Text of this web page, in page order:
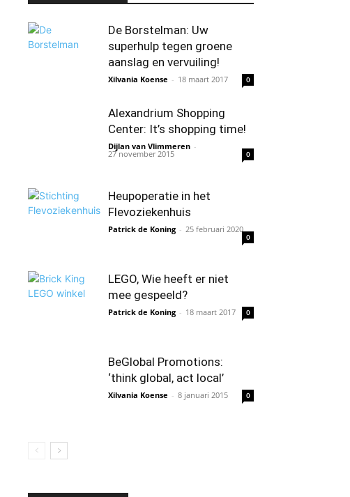
De Borstelman: Uw
superhulp tegen groene
aanslag en vervuiling!
Xilvania Koense - 18 maart 2017 0
Alexandrium Shopping
Center: It’s shopping time!
Dijlan van Vlimmeren -
27 november 2015 0
Heupoperatie in het
Flevoziekenhuis
Patrick de Koning - 25 februari 2020
0
LEGO, Wie heeft er niet
mee gespeeld?
Patrick de Koning - 18 maart 2017 0
BeGlobal Promotions:
‘think global, act local’
Xilvania Koense - 8 januari 2015 0